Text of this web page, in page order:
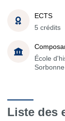
ECTS
5 crédits
École
Liste des